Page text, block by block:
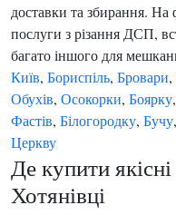
доставки та збирання.
послуги з різання ДСП,
багато іншого для
Київ, Бориспіль, Бровари,
Обухів, Осокорки, Боярку,
Фастів, Білогородку, Бучу,
Церкву
Де купити
Хотянівці